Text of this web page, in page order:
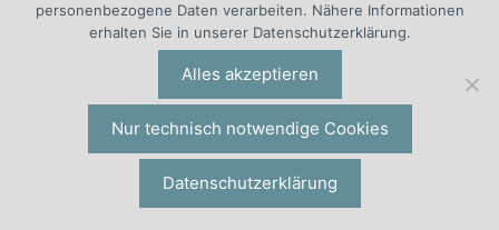
personenbezogene Daten verarbeiten. Nähere Informationen
erhalten Sie in unserer Datenschutzerklärung.
Alles akzeptieren
Nur technisch notwendige Cookies
Datenschutzerklärung